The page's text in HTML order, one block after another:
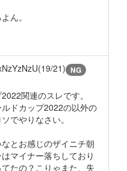
ん。
21) NG
関連のスレです。
ドカップ2022の以外の
でやりなさい。
とお感じのザイニチ朝
マイナー落ちしており
たの？こりゃまた、失